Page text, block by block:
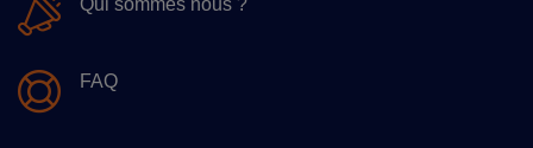
Qui sommes nous ?
FAQ